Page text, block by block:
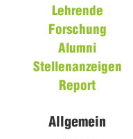
Lehrende
Forschung
Alumni
Stellenanzeigen
Report
Allgemein